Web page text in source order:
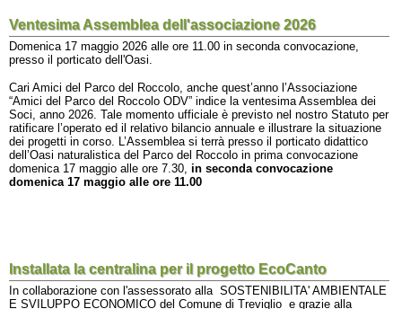
Ventesima Assemblea dell'associazione 2026
Domenica 17 maggio 2026 alle ore 11.00 in seconda convocazione,
presso il porticato dell'Oasi.
Cari Amici del Parco del Roccolo, anche quest’anno l’Associazione
“Amici del Parco del Roccolo ODV” indice la ventesima Assemblea dei
Soci, anno 2026. Tale momento ufficiale è previsto nel nostro Statuto per
ratificare l’operato ed il relativo bilancio annuale e illustrare la situazione
dei progetti in corso. L’Assemblea si terrà presso il porticato didattico
dell’Oasi naturalistica del Parco del Roccolo in prima convocazione
domenica 17 maggio alle ore 7.30, in seconda convocazione
domenica 17 maggio alle ore 11.00
Installata la centralina per il progetto EcoCanto
In collaborazione con l'assessorato alla SOSTENIBILITA' AMBIENTALE
E SVILUPPO ECONOMICO del Comune di Treviglio e grazie alla